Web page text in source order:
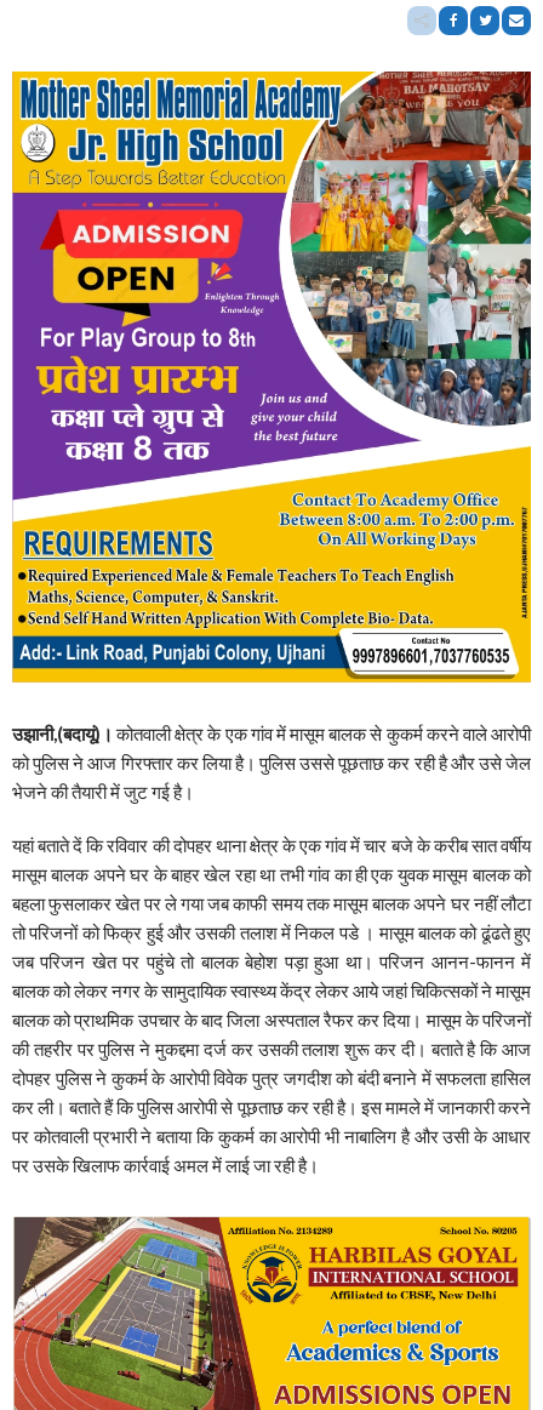
उझानी,(बदायूं)। कोतवाली क्षेत्र के एक गांव में मासूम बालक से कुकर्म करने वाले आरोपी
को पुलिस ने आज गिरफ्तार कर लिया है। पुलिस उससे पूछताछ कर रही है और उसे जेल
भेजने की तैयारी में जुट गई है।
यहां बताते दें कि रविवार की दोपहर थाना क्षेत्र के एक गांव में चार बजे के करीब सात वर्षीय
मासूम बालक अपने घर के बाहर खेल रहा था तभी गांव का ही एक युवक मासूम बालक को
बहला फुसलाकर खेत पर ले गया जब काफी समय तक मासूम बालक अपने घर नहीं लौटा
तो परिजनों को फिक्र हुई और उसकी तलाश में निकल पडे । मासूम बालक को ढूंढते हुए
जब परिजन खेत पर पहुंचे तो बालक बेहोश पड़ा हुआ था। परिजन आनन-फानन में
बालक को लेकर नगर के सामुदायिक स्वास्थ्य केंद्र लेकर आये जहां चिकित्सकों ने मासूम
बालक को प्राथमिक उपचार के बाद जिला अस्पताल रैफर कर दिया। मासूम के परिजनों
की तहरीर पर पुलिस ने मुकद्दमा दर्ज कर उसकी तलाश शुरू कर दी। बताते है कि आज
दोपहर पुलिस ने कुकर्म के आरोपी विवेक पुत्र जगदीश को बंदी बनाने में सफलता हासिल
कर ली। बताते हैं कि पुलिस आरोपी से पूछताछ कर रही है। इस मामले में जानकारी करने
पर कोतवाली प्रभारी ने बताया कि कुकर्म का आरोपी भी नाबालिग है और उसी के आधार
पर उसके खिलाफ कार्रवाई अमल में लाई जा रही है।